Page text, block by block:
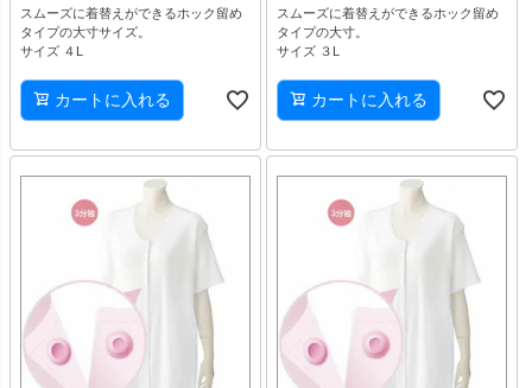
スムーズに着替えができるホック留め
タイプの大寸サイズ。
サイズ ４L
カートに入れる
スムーズに着替えができるホック留め
タイプの大寸。
サイズ ３L
カートに入れる